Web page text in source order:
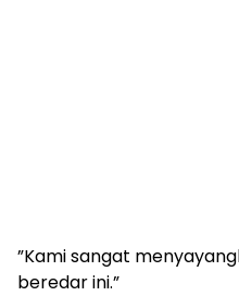
‎”Kami sangat
beredar ini.”